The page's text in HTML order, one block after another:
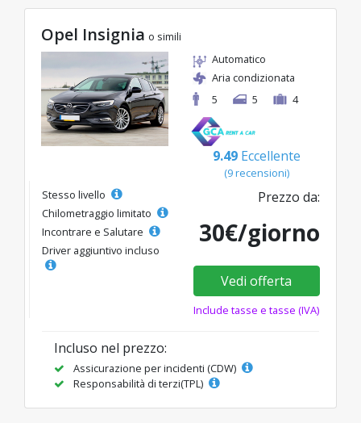
Opel Insignia o simili
Automatico
Aria condizionata
5
5 4
9.49 Eccellente
(9 recensioni)
Stesso livello
Chilometraggio limitato
Incontrare e Salutare
Driver aggiuntivo incluso
Prezzo da:
30€/giorno
Vedi offerta
Include tasse e tasse (IVA)
Incluso nel prezzo:
Assicurazione per incidenti (CDW)
Responsabilità di terzi(TPL)